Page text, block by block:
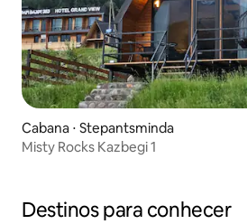
Cabana ⋅ Stepantsminda
Misty Rocks Kazbegi 1
Destinos para conhecer